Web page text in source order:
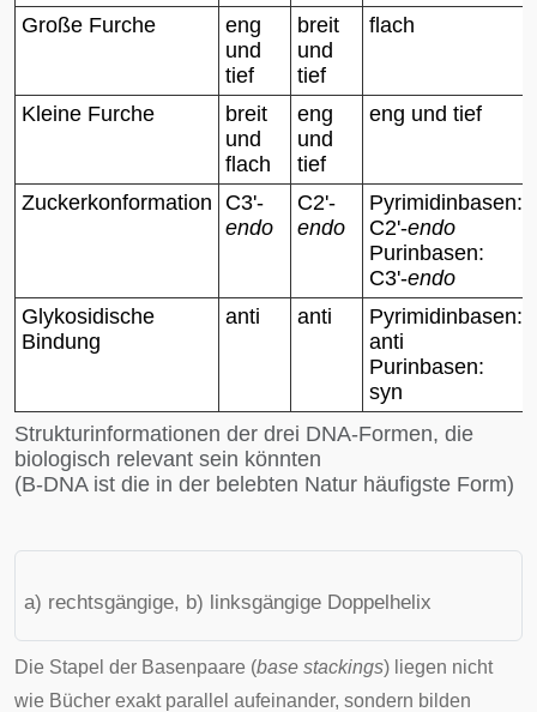
Strukturinformationen der drei DNA-Formen, die
biologisch relevant sein könnten
(B-DNA ist die in der belebten Natur häufigste Form)
Große Furche
eng
und
tief
breit
und
tief
flach
Kleine Furche
breit
und
flach
eng
und
tief
eng und tief
Zuckerkonformation
C3'-
endo
C2'-
endo
Pyrimidinbasen:
C2'-endo
Purinbasen:
C3'-endo
Glykosidische
Bindung
anti anti Pyrimidinbasen:
anti
Purinbasen:
syn
a) rechtsgängige, b) linksgängige Doppelhelix
Die Stapel der Basenpaare (base stackings) liegen nicht
wie Bücher exakt parallel aufeinander, sondern bilden